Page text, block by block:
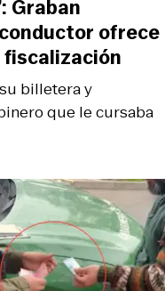
billetera y
que le cursaba
Graban
ofrece